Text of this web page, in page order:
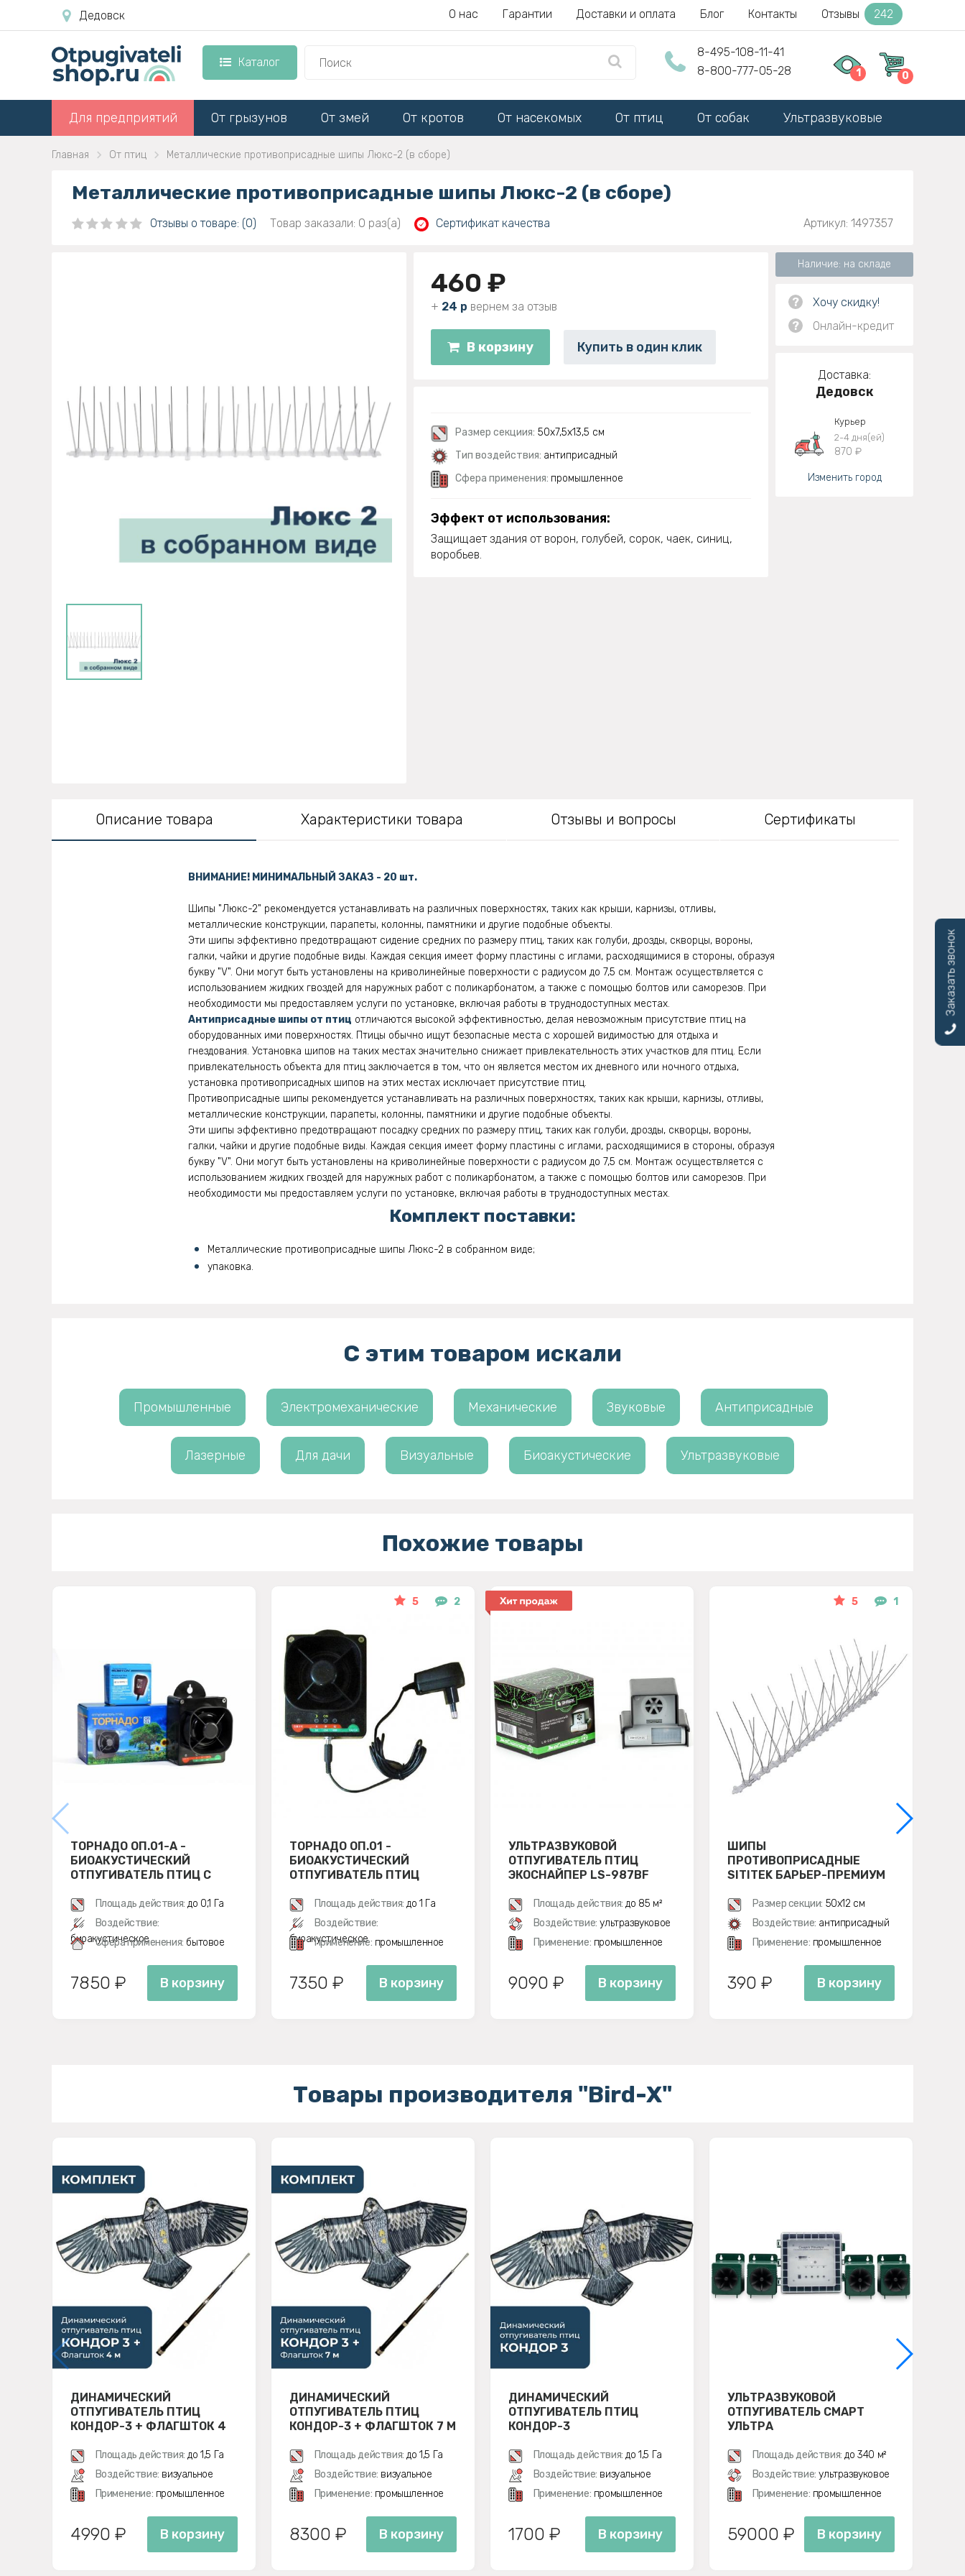
Дедовск О нас Гарантии Доставки и оплата Блог Контакты Отзывы 242
Каталог
8-495-108-11-41
8-800-777-05-28
1 0
Для предприятий От грызунов От змей От кротов От насекомых От птиц От собак Ультразвуковые
Главная От птиц Металлические противоприсадные шипы Люкс-2 (в сборе)
Металлические противоприсадные шипы Люкс-2 (в сборе)
Отзывы о товаре: (0) Товар заказали: 0 раз(а) Сертификат качества Артикул: 1497357
460 ₽
+ 24 р вернем за отзыв
В корзину Купить в один клик
Размер секциия: 50х7,5х13,5 см
Тип воздействия: антиприсадный
Сфера применения: промышленное
Эффект от использования:
Защищает здания от ворон, голубей, сорок, чаек, синиц,
воробьев.
Наличие: на складе
?
Хочу скидку!
?
Онлайн-кредит
Доставка:
Дедовск
Курьер
2-4 дня(ей)
870 ₽
Изменить город
Описание товара Характеристики товара Отзывы и вопросы Сертификаты
ВНИМАНИЕ! МИНИМАЛЬНЫЙ ЗАКАЗ - 20 шт.
Шипы "Люкс-2" рекомендуется устанавливать на различных поверхностях, таких как крыши, карнизы, отливы,
металлические конструкции, парапеты, колонны, памятники и другие подобные объекты.
Эти шипы эффективно предотвращают сидение средних по размеру птиц, таких как голуби, дрозды, скворцы, вороны,
галки, чайки и другие подобные виды. Каждая секция имеет форму пластины с иглами, расходящимися в стороны, образуя
букву "V". Они могут быть установлены на криволинейные поверхности с радиусом до 7,5 см. Монтаж осуществляется с
использованием жидких гвоздей для наружных работ с поликарбонатом, а также с помощью болтов или саморезов. При
необходимости мы предоставляем услуги по установке, включая работы в труднодоступных местах.
Антиприсадные шипы от птиц отличаются высокой эффективностью, делая невозможным присутствие птиц на
оборудованных ими поверхностях. Птицы обычно ищут безопасные места с хорошей видимостью для отдыха и
гнездования. Установка шипов на таких местах значительно снижает привлекательность этих участков для птиц. Если
привлекательность объекта для птиц заключается в том, что он является местом их дневного или ночного отдыха,
установка противоприсадных шипов на этих местах исключает присутствие птиц.
Противоприсадные шипы рекомендуется устанавливать на различных поверхностях, таких как крыши, карнизы, отливы,
металлические конструкции, парапеты, колонны, памятники и другие подобные объекты.
Эти шипы эффективно предотвращают посадку средних по размеру птиц, таких как голуби, дрозды, скворцы, вороны,
галки, чайки и другие подобные виды. Каждая секция имеет форму пластины с иглами, расходящимися в стороны, образуя
букву "V". Они могут быть установлены на криволинейные поверхности с радиусом до 7,5 см. Монтаж осуществляется с
использованием жидких гвоздей для наружных работ с поликарбонатом, а также с помощью болтов или саморезов. При
необходимости мы предоставляем услуги по установке, включая работы в труднодоступных местах.
Комплект поставки:
Металлические противоприсадные шипы Люкс-2 в собранном виде;
упаковка.
С этим товаром искали
Промышленные Электромеханические Механические Звуковые Антиприсадные
Лазерные Для дачи Визуальные Биоакустические Ультразвуковые
Похожие товары
ТОРНАДО ОП.01-А -
БИОАКУСТИЧЕСКИЙ
ОТПУГИВАТЕЛЬ ПТИЦ С
Площадь действия: до 0,1 Га
Воздействие:
биоакустическое
Сфера применения: бытовое
7850 ₽ В корзину
5 2
ТОРНАДО ОП.01 -
БИОАКУСТИЧЕСКИЙ
ОТПУГИВАТЕЛЬ ПТИЦ
Площадь действия: до 1 Га
Воздействие:
биоакустическое
Применение: промышленное
7350 ₽ В корзину
УЛЬТРАЗВУКОВОЙ
ОТПУГИВАТЕЛЬ ПТИЦ
ЭКОСНАЙПЕР LS-987BF
Площадь действия: до 85 м²
Воздействие: ультразвуковое
Применение: промышленное
9090 ₽ В корзину
5 1
ШИПЫ
ПРОТИВОПРИСАДНЫЕ
SITITEK БАРЬЕР-ПРЕМИУМ
Размер секции: 50х12 см
Воздействие: антиприсадный
Применение: промышленное
390 ₽ В корзину
Товары производителя "Bird-X"
ДИНАМИЧЕСКИЙ
ОТПУГИВАТЕЛЬ ПТИЦ
КОНДОР-3 + ФЛАГШТОК 4
Площадь действия: до 1,5 Га
Воздействие: визуальное
Применение: промышленное
4990 ₽ В корзину
ДИНАМИЧЕСКИЙ
ОТПУГИВАТЕЛЬ ПТИЦ
КОНДОР-3 + ФЛАГШТОК 7 М
Площадь действия: до 1,5 Га
Воздействие: визуальное
Применение: промышленное
8300 ₽ В корзину
ДИНАМИЧЕСКИЙ
ОТПУГИВАТЕЛЬ ПТИЦ
КОНДОР-3
Площадь действия: до 1,5 Га
Воздействие: визуальное
Применение: промышленное
1700 ₽ В корзину
УЛЬТРАЗВУКОВОЙ
ОТПУГИВАТЕЛЬ СМАРТ
УЛЬТРА
Площадь действия: до 340 м²
Воздействие: ультразвуковое
Применение: промышленное
59000 ₽ В корзину
Заказать звонок